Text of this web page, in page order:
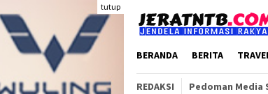
ke
konten
tutup
BERANDA BERITA
REDAKSI Pedoman Media